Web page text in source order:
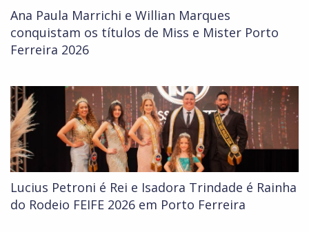
Ana Paula Marrichi e Willian Marques
conquistam os títulos de Miss e Mister Porto
Ferreira 2026
Lucius Petroni é Rei e Isadora Trindade é Rainha
do Rodeio FEIFE 2026 em Porto Ferreira